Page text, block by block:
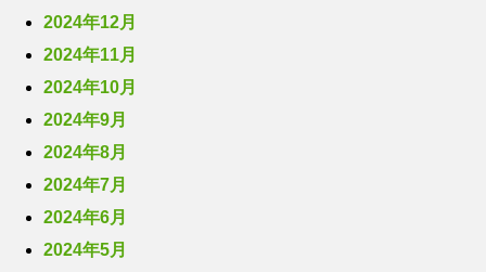
2024年12月
2024年11月
2024年10月
2024年9月
2024年8月
2024年7月
2024年6月
2024年5月